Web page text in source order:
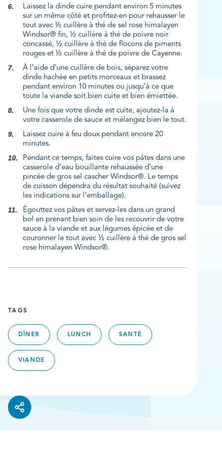
Laissez la dinde cuire pendant environ 5 minutes
sur un même côté et profitez-en pour rehausser le
tout avec ½ cuillère à thé de sel rose himalayen
Windsor® fin, ½ cuillère à thé de poivre noir
concassé, ½ cuillère à thé de flocons de piments
rouges et ½ cuillère à thé de poivre de Cayenne.
À l’aide d’une cuillère de bois, séparez votre
dinde hachée en petits morceaux et brassez
pendant environ 10 minutes ou jusqu’à ce que
toute la viande soit bien cuite et bien émiettée.
Une fois que votre dinde est cuite, ajoutez-la à
votre casserole de sauce et mélangez bien le tout.
Laissez cuire à feu doux pendant encore 20
minutes.
Pendant ce temps, faites cuire vos pâtes dans une
casserole d’eau bouillante rehaussée d’une
pincée de gros sel cascher Windsor®. Le temps
de cuisson dépendra du résultat souhaité (suivez
les indications sur l’emballage).
Égouttez vos pâtes et servez-les dans un grand
bol en prenant bien soin de les recouvrir de votre
sauce à la viande et aux légumes épicée et de
couronner le tout avec ½ cuillère à thé de gros sel
rose himalayen Windsor®.
TAGS
DÎNER LUNCH SANTÉ
VIANDE